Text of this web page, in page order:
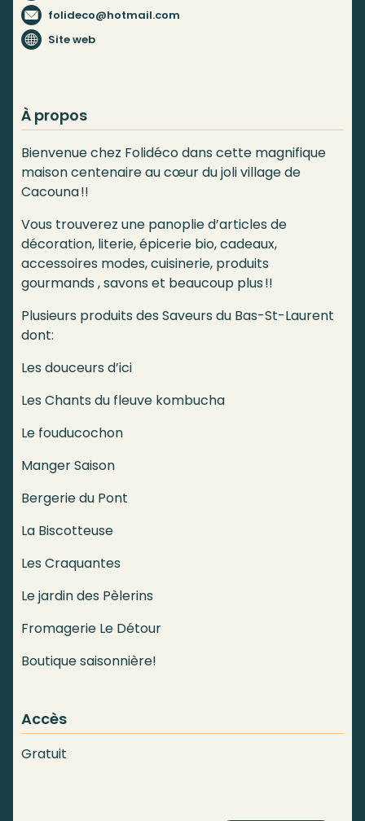
folideco@hotmail.com
Site web
À propos
Bienvenue chez Folidéco dans cette magnifique
maison centenaire au cœur du joli village de
Cacouna !!
Vous trouverez une panoplie d’articles de
décoration, literie, épicerie bio, cadeaux,
accessoires modes, cuisinerie, produits
gourmands , savons et beaucoup plus !!
Plusieurs produits des Saveurs du Bas-St-Laurent
dont:
Les douceurs d’ici
Les Chants du fleuve kombucha
Le fouducochon
Manger Saison
Bergerie du Pont
La Biscotteuse
Les Craquantes
Le jardin des Pèlerins
Fromagerie Le Détour
Boutique saisonnière!
Accès
Gratuit